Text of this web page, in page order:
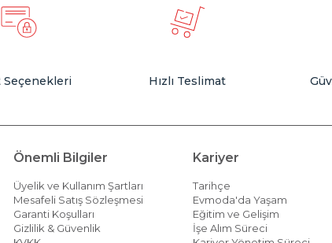
Evmoda’nın geniş ürün yelpazesine güvenebilirsiniz. Eviniz
Seçenekleri Hızlı Teslimat
Önemli Bilgiler
Üyelik ve Kullanım Şartları
Mesafeli Satış Sözleşmesi
Garanti Koşulları
Gizlilik & Güvenlik
Kariyer
Tarihçe
Evmoda'da Yaşam
Eğitim ve Gelişim
İşe Alım Süreci